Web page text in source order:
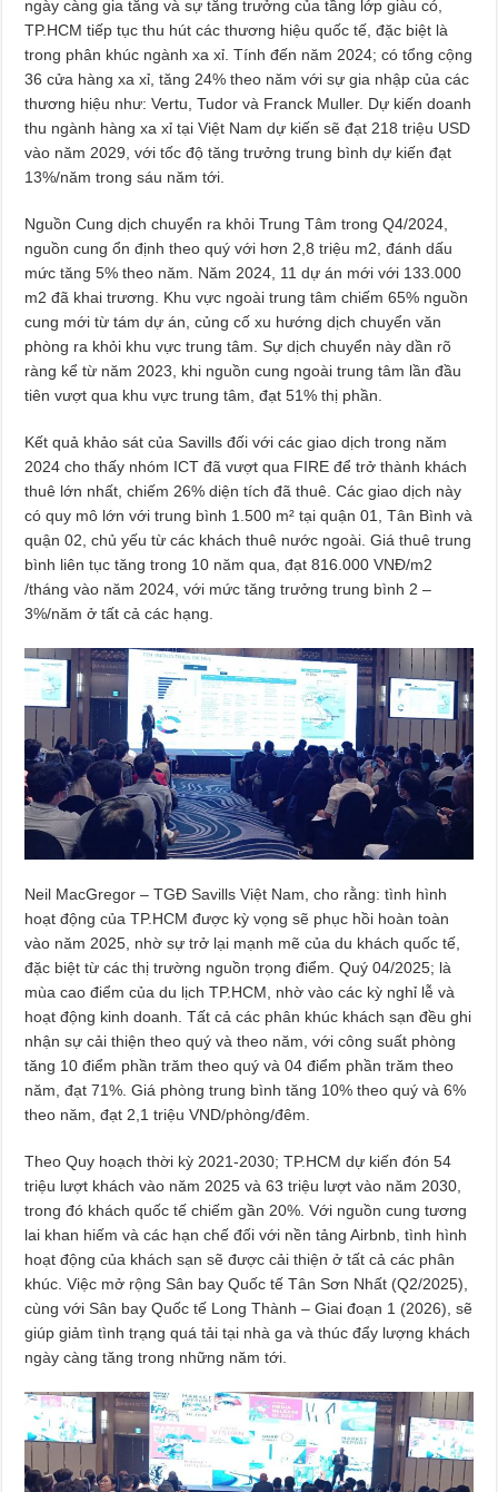
ngày càng gia tăng và sự tăng trưởng của tầng lớp giàu có,
TP.HCM tiếp tục thu hút các thương hiệu quốc tế, đặc biệt là
trong phân khúc ngành xa xỉ. Tính đến năm 2024; có tổng cộng
36 cửa hàng xa xỉ, tăng 24% theo năm với sự gia nhập của các
thương hiệu như: Vertu, Tudor và Franck Muller. Dự kiến doanh
thu ngành hàng xa xỉ tại Việt Nam dự kiến sẽ đạt 218 triệu USD
vào năm 2029, với tốc độ tăng trưởng trung bình dự kiến đạt
13%/năm trong sáu năm tới.
Nguồn Cung dịch chuyển ra khỏi Trung Tâm trong Q4/2024,
nguồn cung ổn định theo quý với hơn 2,8 triệu m2, đánh dấu
mức tăng 5% theo năm. Năm 2024, 11 dự án mới với 133.000
m2 đã khai trương. Khu vực ngoài trung tâm chiếm 65% nguồn
cung mới từ tám dự án, củng cố xu hướng dịch chuyển văn
phòng ra khỏi khu vực trung tâm. Sự dịch chuyển này dần rõ
ràng kể từ năm 2023, khi nguồn cung ngoài trung tâm lần đầu
tiên vượt qua khu vực trung tâm, đạt 51% thị phần.
Kết quả khảo sát của Savills đối với các giao dịch trong năm
2024 cho thấy nhóm ICT đã vượt qua FIRE để trở thành khách
thuê lớn nhất, chiếm 26% diện tích đã thuê. Các giao dịch này
có quy mô lớn với trung bình 1.500 m² tại quận 01, Tân Bình và
quận 02, chủ yếu từ các khách thuê nước ngoài. Giá thuê trung
bình liên tục tăng trong 10 năm qua, đạt 816.000 VNĐ/m2
/tháng vào năm 2024, với mức tăng trưởng trung bình 2 –
3%/năm ở tất cả các hạng.
Neil MacGregor – TGĐ Savills Việt Nam, cho rằng: tình hình
hoạt động của TP.HCM được kỳ vọng sẽ phục hồi hoàn toàn
vào năm 2025, nhờ sự trở lại mạnh mẽ của du khách quốc tế,
đặc biệt từ các thị trường nguồn trọng điểm. Quý 04/2025; là
mùa cao điểm của du lịch TP.HCM, nhờ vào các kỳ nghỉ lễ và
hoạt động kinh doanh. Tất cả các phân khúc khách sạn đều ghi
nhận sự cải thiện theo quý và theo năm, với công suất phòng
tăng 10 điểm phần trăm theo quý và 04 điểm phần trăm theo
năm, đạt 71%. Giá phòng trung bình tăng 10% theo quý và 6%
theo năm, đạt 2,1 triệu VND/phòng/đêm.
Theo Quy hoạch thời kỳ 2021-2030; TP.HCM dự kiến đón 54
triệu lượt khách vào năm 2025 và 63 triệu lượt vào năm 2030,
trong đó khách quốc tế chiếm gần 20%. Với nguồn cung tương
lai khan hiếm và các hạn chế đối với nền tảng Airbnb, tình hình
hoạt động của khách sạn sẽ được cải thiện ở tất cả các phân
khúc. Việc mở rộng Sân bay Quốc tế Tân Sơn Nhất (Q2/2025),
cùng với Sân bay Quốc tế Long Thành – Giai đoạn 1 (2026), sẽ
giúp giảm tình trạng quá tải tại nhà ga và thúc đẩy lượng khách
ngày càng tăng trong những năm tới.